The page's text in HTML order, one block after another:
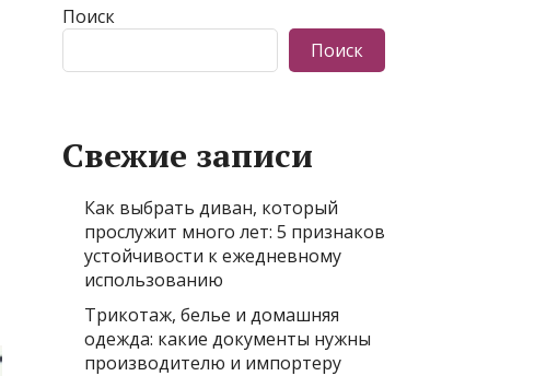
Поиск
Поиск
Свежие записи
Как выбрать диван, который
прослужит много лет: 5 признаков
устойчивости к ежедневному
использованию
Трикотаж, белье и домашняя
одежда: какие документы нужны
производителю и импортеру